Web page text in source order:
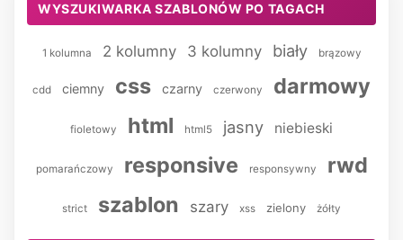
WYSZUKIWARKA SZABLONÓW PO TAGACH
1 kolumna 2 kolumny 3 kolumny biały brązowy
cdd ciemny css czarny czerwony darmowy
fioletowy html html5 jasny niebieski
pomarańczowy responsive responsywny rwd
strict szablon szary xss zielony żółty